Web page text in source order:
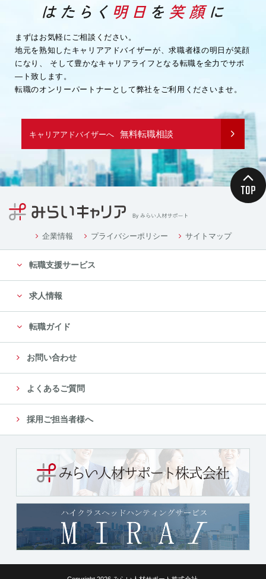
まずはお気軽にご相談ください。
地元を熟知したキャリアアドバイザーが、求職者様の明日が笑顔
になり、
そして豊かなキャリアライフとなる転職を全力でサポ
―ト致します。
転職のオンリーパートナーとして弊社をご利用くださいませ。
キャリアアドバイザーへ 無料転職相談
企業情報 プライバシーポリシー サイトマップ
転職支援サービス
求人情報
転職ガイド
お問い合わせ
よくあるご質問
採用ご担当者様へ